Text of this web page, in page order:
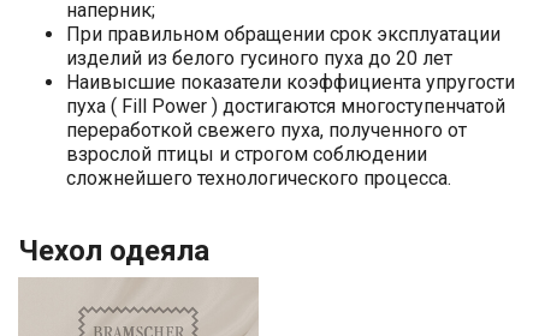
наперник;
При правильном обращении срок эксплуатации
изделий из белого гусиного пуха до 20 лет
Наивысшие показатели коэффициента упругости
пуха ( Fill Power ) достигаются многоступенчатой
переработкой свежего пуха, полученного от
взрослой птицы и строгом соблюдении
сложнейшего технологического процесса.
Чехол одеяла